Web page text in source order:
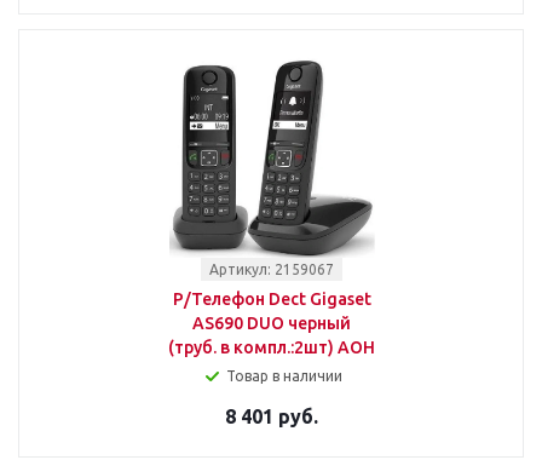
Артикул: 2159067
Р/Телефон Dect Gigaset
AS690 DUO черный
(труб. в компл.:2шт) АОН
Товар в наличии
8 401 руб.